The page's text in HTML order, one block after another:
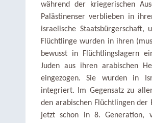
während der kriegerischen
Palästinenser verblieben in
israelische
Flüchtlinge wurden in ihren
bewusst in Flüchtlingslagern
Juden aus ihren arabischen
eingezogen. Sie wurden in
integriert. Im Gegensatz zu
den arabischen Flüchtlingen der
jetzt schon in 8. Generation,